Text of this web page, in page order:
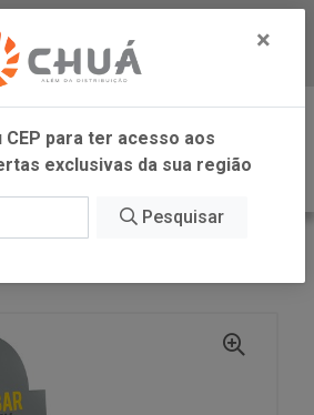
Baixe já nosso APP
0
×
CEP para ter acesso aos
exclusivas da sua região
Pesquisar